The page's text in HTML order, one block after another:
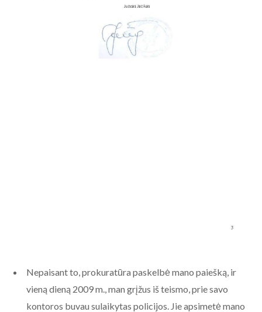
Nepaisant to, prokuratūra paskelbė mano paiešką, ir
vieną dieną 2009 m., man grįžus iš teismo, prie savo
kontoros buvau sulaikytas policijos. Jie apsimetė mano